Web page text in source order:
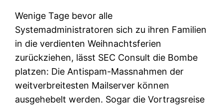
Wenige Tage bevor alle
Systemadministratoren sich zu ihren Familien
in die verdienten Weihnachtsferien
zurückziehen, lässt SEC Consult die Bombe
platzen: Die Antispam-Massnahmen der
weitverbreitesten Mailserver können
ausgehebelt werden. Sogar die Vortragsreise